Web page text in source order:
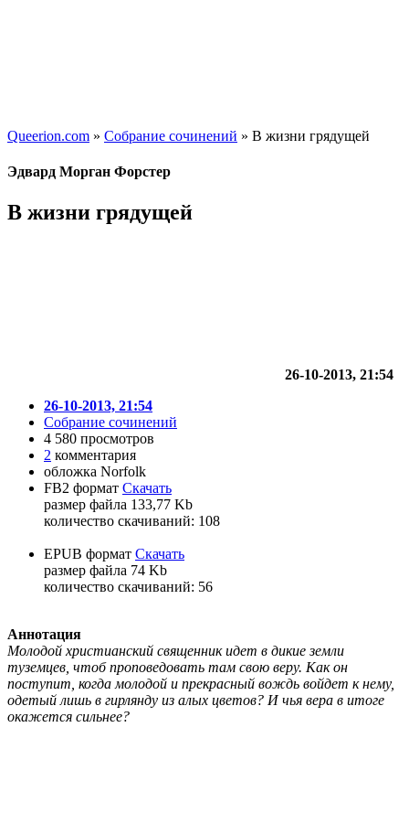
Queerion.com » Собрание сочинений » В жизни грядущей
Эдвард Морган Форстер
В жизни грядущей
26-10-2013, 21:54
26-10-2013, 21:54
Собрание сочинений
4 580 просмотров
2 комментария
обложка Norfolk
FB2 формат Скачать
размер файла 133,77 Kb
количество cкачиваний: 108
EPUB формат Скачать
размер файла 74 Kb
количество cкачиваний: 56
Аннотация
Молодой христианский священник идет в дикие земли
туземцев, чтоб проповедовать там свою веру. Как он
поступит, когда молодой и прекрасный вождь войдет к нему,
одетый лишь в гирлянду из алых цветов? И чья вера в итоге
окажется сильнее?